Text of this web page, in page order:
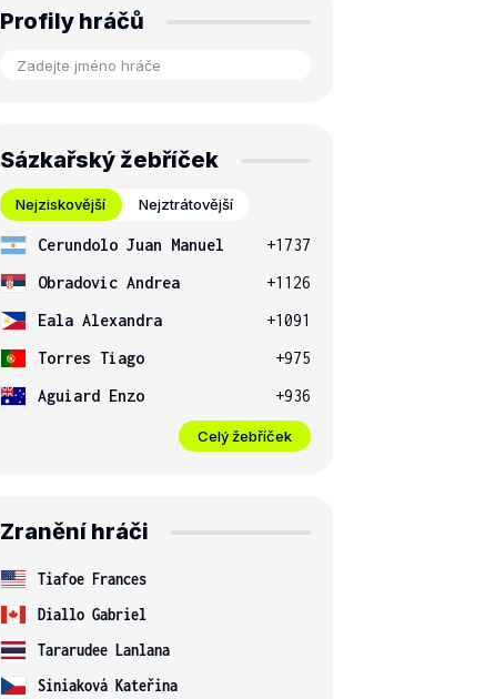
Profily hráčů
Sázkařský žebříček
Nejziskovější Nejztrátovější
Cerundolo Juan Manuel
+1737
Obradovic Andrea
+1126
Eala Alexandra
+1091
Torres Tiago
+975
Aguiard Enzo
+936
Celý žebříček
Zranění hráči
Tiafoe Frances
Diallo Gabriel
Tararudee Lanlana
Siniaková Kateřina